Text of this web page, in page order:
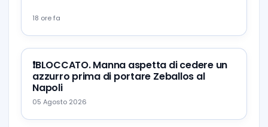
18 ore fa
❗️BLOCCATO. Manna aspetta di cedere un
azzurro prima di portare Zeballos al
Napoli
05 Agosto 2026